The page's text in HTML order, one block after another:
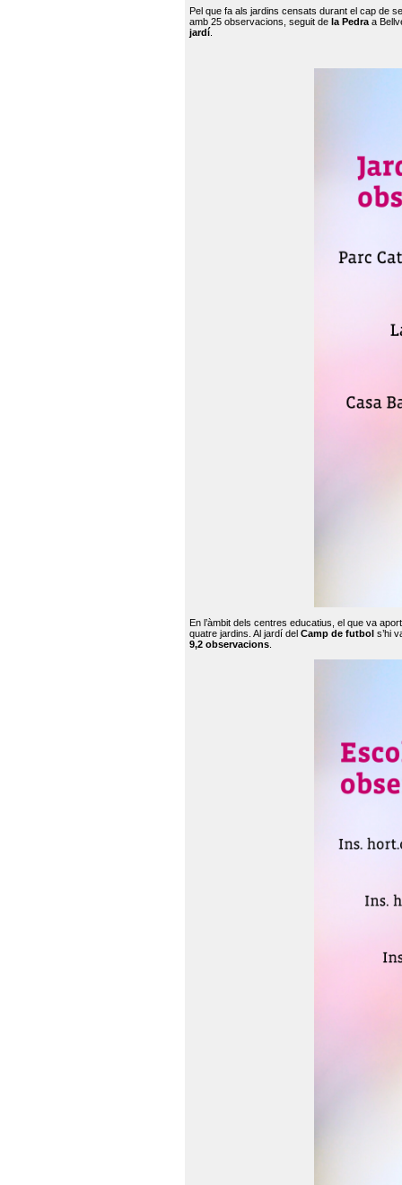
Pel que fa als jardins censats durant el cap de
amb 25 observacions, seguit de la Pedra a
jardí
En l’àmbit dels centres educatius, el que va
quatre jardins. Al jardí del Camp de futbol s’hi
9,2 observacions